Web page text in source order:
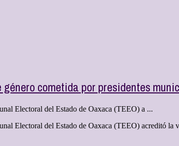
cometida por presidentes
Electoral del Estado de Oaxaca (TEEO) a ...
Electoral del Estado de Oaxaca (TEEO) acreditó